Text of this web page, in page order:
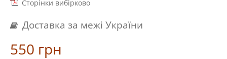
Сторінки вибірково
Доставка за межі України
550 грн